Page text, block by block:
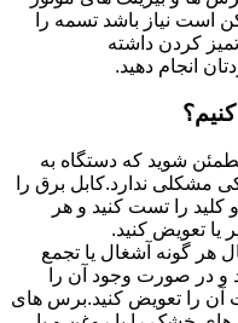
است نیاز باشد تسمه را
تمیز کردن داشته
انجام دهید.
شوید که دستگاه به
مشکلی ندارد.کابل برق را
کلید را تست کنید و هر
یا تعویض کنید.
هر گونه آشغال یا تجمع
و در صورت وجود آن را
را تعویض کنید.برس های